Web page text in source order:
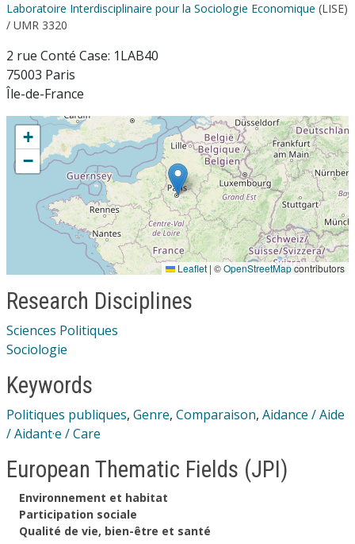
Laboratoire Interdisciplinaire pour la Sociologie Economique (LISE)
/ UMR 3320
2 rue Conté Case: 1LAB40
75003 Paris
Île-de-France
+
−
Leaflet | ©OpenStreetMapcontributors
Research Disciplines
Sciences Politiques
Sociologie
Keywords
Politiques publiques, Genre, Comparaison, Aidance / Aide
/ Aidant·e / Care
European Thematic Fields (JPI)
Environnement et habitat
Participation sociale
Qualité de vie, bien-être et santé